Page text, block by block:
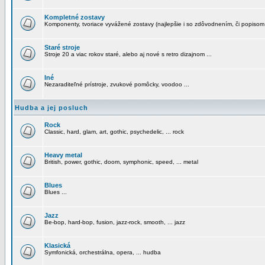
Kompletné zostavy
Komponenty, tvoriace vyvážené zostavy (najlepšie i so zdôvodnením, či
Staré stroje
Stroje 20 a viac rokov staré, alebo aj nové s retro dizajnom ...
Iné
Nezaraditeľné prístroje, zvukové pomôcky, voodoo ...
Hudba a jej posluch
Rock
Classic, hard, glam, art, gothic, psychedelic, ... rock
Heavy metal
British, power, gothic, doom, symphonic, speed, ... metal
Blues
Blues ...
Jazz
Be-bop, hard-bop, fusion, jazz-rock, smooth, ... jazz
Klasická
Symfonická, orchestrálna, opera, ... hudba